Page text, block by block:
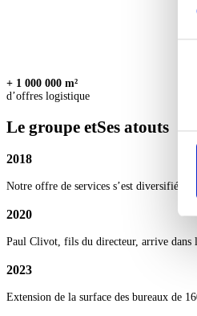
+ 1 000 000 m²
d’offres logistique
Le groupe etSes atouts
2018
Notre offre de services s’est diversifiée
2020
Paul Clivot, fils du directeur, arrive dans
2023
Extension de la surface des bureaux de